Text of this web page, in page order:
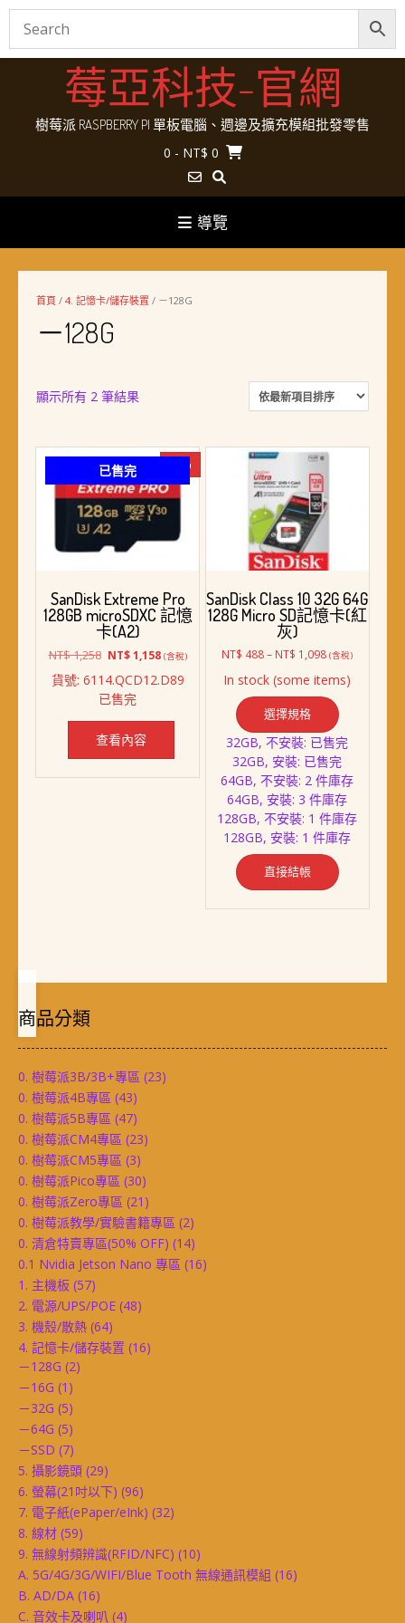
Skip
莓亞科技-官網
樹莓派 RASPBERRY PI 單板電腦、週邊及擴充模組批發零售
0 - NT$ 0
導覽
首頁 / 4. 記憶卡/儲存裝置 / －128G
－128G
顯示所有 2 筆結果依
項
排
序
已售完 -8%
SanDisk Extreme Pro
128GB microSDXC 記憶
卡(A2)
NT$1,258 原
價
格：
NT$ 1,258。
NT$1,158目
價
NT$ 1,158。
(含稅)
貨號: 6114.QCD12.D89
已售完
查看內容
SanDisk Class 10 32G 64G
128G Micro SD記憶卡(紅
灰)
NT$ 488– NT$ 1,098價
範
圍：
NT$ 488
到
NT$ 1,098
(含稅)
In stock (some items)
選擇規格
產
品
有
多
種
款
式。
可
在
品
擇
32GB, 不安裝: 已售完
32GB, 安裝: 已售完
64GB, 不安裝: 2 件庫存
64GB, 安裝: 3 件庫存
128GB, 不安裝: 1 件庫存
128GB, 安裝: 1 件庫存
直接結帳
商品分類
0. 樹莓派3B/3B+專區 (23)
0. 樹莓派4B專區 (43)
0. 樹莓派5B專區 (47)
0. 樹莓派CM4專區 (23)
0. 樹莓派CM5專區 (3)
0. 樹莓派Pico專區 (30)
0. 樹莓派Zero專區 (21)
0. 樹莓派教學/實驗書籍專區 (2)
0. 清倉特賣專區(50% OFF) (14)
0.1 Nvidia Jetson Nano 專區 (16)
1. 主機板 (57)
2. 電源/UPS/POE (48)
3. 機殼/散熱 (64)
4. 記憶卡/儲存裝置 (16)
－128G (2)
－16G (1)
－32G (5)
－64G (5)
－SSD (7)
5. 攝影鏡頭 (29)
6. 螢幕(21吋以下) (96)
7. 電子紙(ePaper/eInk) (32)
8. 線材 (59)
9. 無線射頻辨識(RFID/NFC) (10)
A. 5G/4G/3G/WIFI/Blue Tooth 無線通訊模組 (16)
B. AD/DA (16)
C. 音效卡及喇叭 (4)